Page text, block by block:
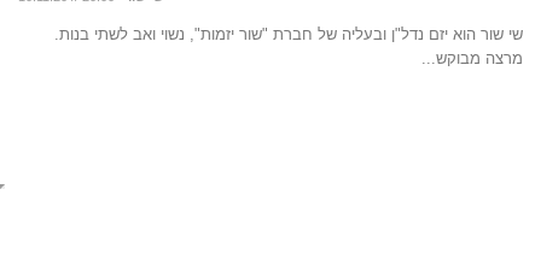
שי שור הוא יזם נדל"ן ובעליה של חברת "שור יזמות", נשוי ואב לשתי בנות.
מרצה מבוקש...